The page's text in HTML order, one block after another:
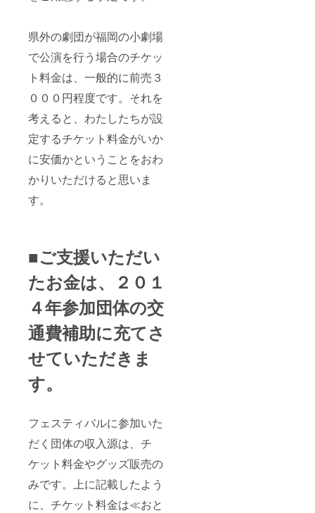
県外の劇団が福岡の小劇場
で公演を行う場合のチケッ
ト料金は、一般的に前売３
０００円程度です。それを
考えると、わたしたちが設
定するチケット料金がいか
に安価かということをおわ
かりいただけると思いま
す。
■ご支援いただい
たお金は、２０１
４年参加団体の交
通費補助に充てさ
せていただきま
す。
フェスティバルに参加いた
だく団体の収入源は、チ
ケット料金やグッズ販売の
みです。上に記載したよう
に、チケット料金は≪おと